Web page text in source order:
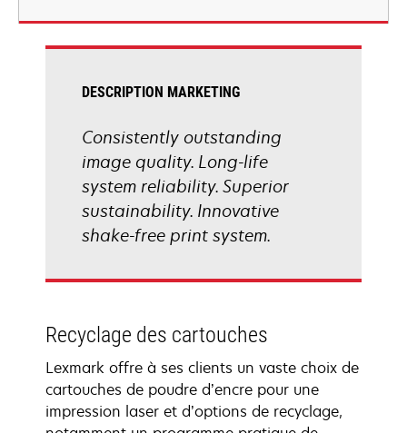
DESCRIPTION MARKETING
Consistently outstanding
image quality. Long-life
system reliability. Superior
sustainability. Innovative
shake-free print system.
Recyclage des cartouches
Lexmark offre à ses clients un vaste choix de
cartouches de poudre d’encre pour une
impression laser et d’options de recyclage,